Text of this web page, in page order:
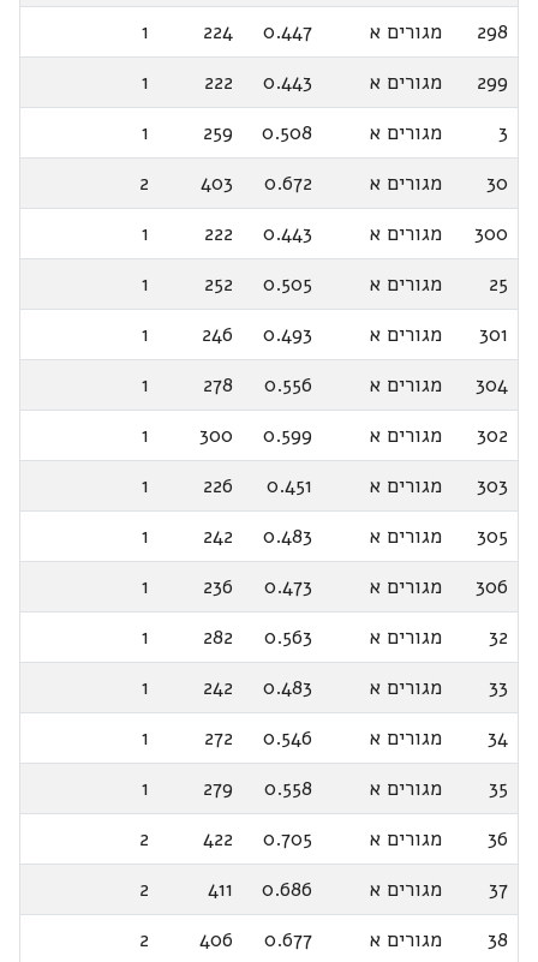
298
מגורים א 0.447
224
1
299
מגורים א 0.443
222
1
3
מגורים א 0.508
259
1
30
מגורים א 0.672
403
2
300
מגורים א 0.443
222
1
25
מגורים א 0.505
252
1
301
מגורים א 0.493
246
1
304
מגורים א 0.556
278
1
302
מגורים א 0.599
300
1
303
מגורים א 0.451
226
1
305
מגורים א 0.483
242
1
306
מגורים א 0.473
236
1
32
מגורים א 0.563
282
1
33
מגורים א 0.483
242
1
34
מגורים א 0.546
272
1
35
מגורים א 0.558
279
1
36
מגורים א 0.705
422
2
37
מגורים א 0.686
411
2
38
מגורים א 0.677
406
2